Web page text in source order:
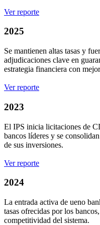
Ver reporte
2025
Se mantienen altas tasas y
adjudicaciones clave en
estrategia financiera con
Ver reporte
2023
El IPS inicia licitaciones de
bancos líderes y se
de sus inversiones.
Ver reporte
2024
La entrada activa de ueno
tasas ofrecidas por los
competitividad del sistema.